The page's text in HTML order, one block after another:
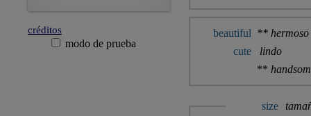
créditos
modo de prueba
beautiful ** hermoso
cute
lindo
**
size